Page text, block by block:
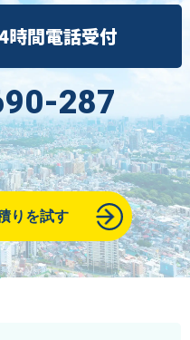
間電話受付
287
りを試す